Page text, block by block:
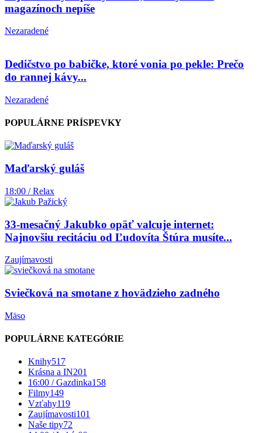
magazínoch nepíše
Nezaradené
Dedičstvo po babičke, ktoré vonia po pekle: Prečo
do rannej kávy...
Nezaradené
POPULÁRNE PRÍSPEVKY
Maďarský guláš
18:00 / Relax
33-mesačný Jakubko opäť valcuje internet:
Najnovšiu recitáciu od Ľudovíta Štúra musíte...
Zaujímavosti
Sviečková na smotane z hovädzieho zadného
Mäso
POPULÁRNE KATEGÓRIE
Knihy517
Krásna a IN201
16:00 / Gazdinka158
Filmy149
Vzťahy119
Zaujímavosti101
Naše tipy72